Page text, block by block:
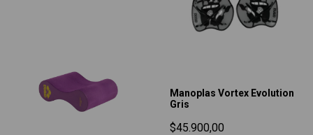
Manoplas Vortex Evolution
Gris
$45.900,00